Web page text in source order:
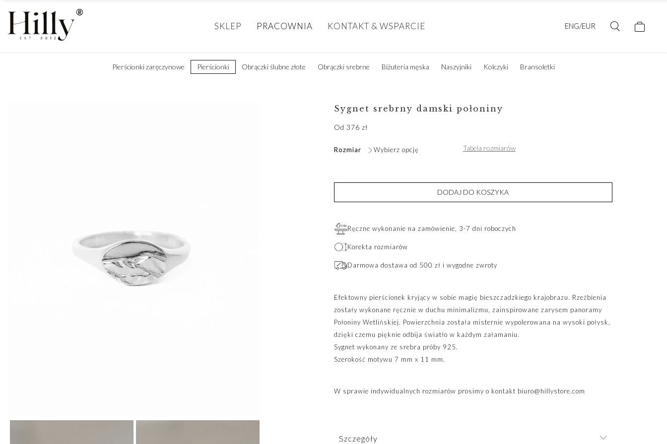
SKLEP PRACOWNIA KONTAKT & WSPARCIE ENG/EUR
Pierścionki zaręczynowe Pierścionki Obrączki ślubne złote Obrączki srebrne Biżuteria męska Naszyjniki Kolczyki Bransoletki
Sygnet srebrny damski połoniny
Od 376 zł
Rozmiar Wybierz opcję Tabela rozmiarów
DODAJ DO KOSZYKA
Ręczne wykonanie na zamówienie, 3-7 dni roboczych
Korekta rozmiarów
Darmowa dostawa od 500 zł i wygodne zwroty
Efektowny pierścionek kryjący w sobie magię bieszczadzkiego krajobrazu. Rzeźbienia
zostały wykonane ręcznie w duchu minimalizmu, zainspirowane zarysem panoramy
Połoniny Wetlińskiej. Powierzchnia została misternie wypolerowana na wysoki połysk,
dzięki czemu pięknie odbija światło w każdym załamaniu.
Sygnet wykonany ze srebra próby 925.
Szerokość motywu 7 mm x 11 mm.
W sprawie indywidualnych rozmiarów prosimy o kontakt biuro@hillystore.com
Szczegóły